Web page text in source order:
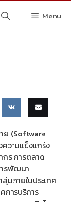
Menu
on VK this
ย (Software
วามแข็งแกร่ง
กร การตลาด
ารพัฒนา
มภายในประเทศ
การบริการ